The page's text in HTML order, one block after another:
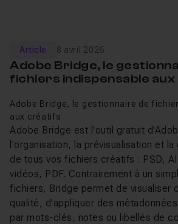
Article 8 avril 2026
Adobe Bridge, le
fichiers indispensable
Adobe Bridge, le gestionnaire de
aux créatifs
Adobe Bridge est l'outil gratuit
l'organisation, la prévisualisation et
de tous vos fichiers créatifs : PSD,
vidéos, PDF. Contrairement à un
fichiers, Bridge permet de visualiser
qualité, d'appliquer des
par mots-clés, notes ou libellés de